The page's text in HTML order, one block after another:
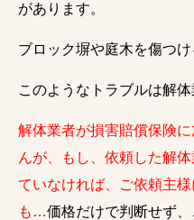
があります。
ブロック塀や庭木を傷つ
このようなトラブルは解体
解体業者が損害賠償保険
んが、もし、依頼した解
ていなければ、ご依頼主
も…価格だけで判断せず